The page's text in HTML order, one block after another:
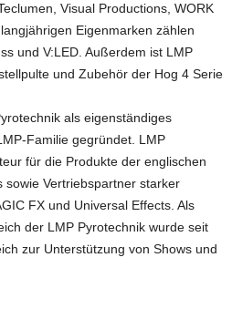
Visual Productions, WORK
Eigenmarken zählen
und V:LED. Außerdem ist LMP
und Zubehör der Hog 4 Serie
als eigenständiges
Familie gegründet. LMP
für die Produkte der englischen
sowie Vertriebspartner starker
FX und Universal Effects. Als
der LMP Pyrotechnik wurde seit
zur Unterstützung von Shows und